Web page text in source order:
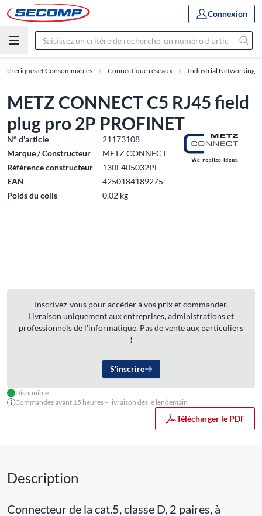
Connexion
et Consommables Connectique réseaux Industrial Networking
METZ CONNECT C5 RJ45 field
plug pro 2P PROFINET
N° d'article
21173108
Marque / Constructeur
METZ CONNECT
Référence constructeur
130E405032PE
EAN
4250184189275
Poids du colis
0,02 kg
Inscrivez-vous pour accéder à vos prix et commander.
Livraison uniquement aux entreprises, administrations et
professionnels de l'informatique. Pas de vente aux particuliers
!
S'inscrire
Disponible
Commandes avant 15 heures – livraison dès le lendemain
Télécharger le PDF
Description
Connecteur de la cat.5, classe D, 2 paires, à